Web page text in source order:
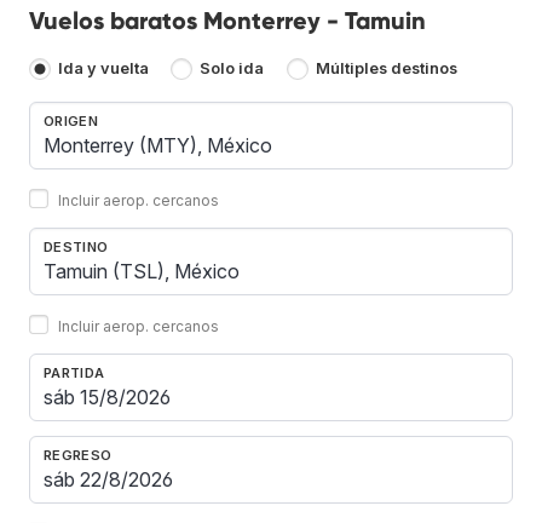
Vuelos baratos Monterrey - Tamuin
Ida y vuelta Solo ida Múltiples destinos
ORIGEN
Incluir aerop. cercanos
DESTINO
Incluir aerop. cercanos
PARTIDA
REGRESO